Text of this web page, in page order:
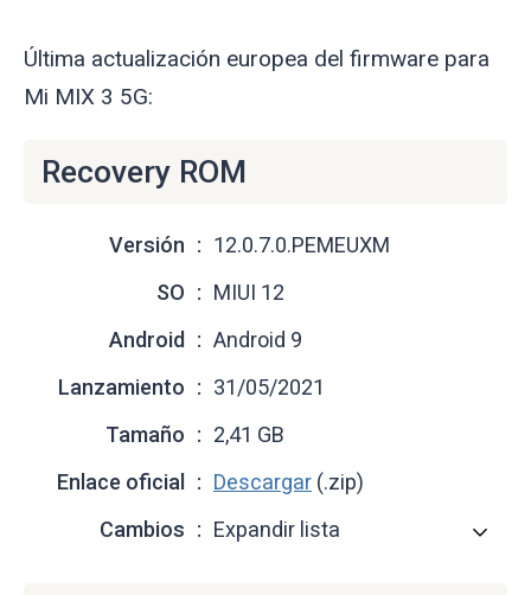
Última actualización europea del firmware para
Mi MIX 3 5G:
Recovery ROM
Versión
12.0.7.0.PEMEUXM
SO
MIUI 12
Android
Android 9
Lanzamiento
31/05/2021
Tamaño
2,41 GB
Enlace oficial
Descargar (.zip)
Cambios
Expandir lista